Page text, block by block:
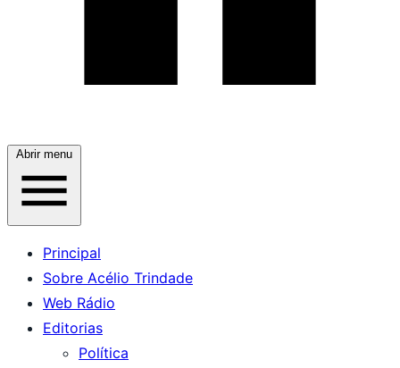
Abrir menu
Principal
Sobre Acélio Trindade
Web Rádio
Editorias
Política